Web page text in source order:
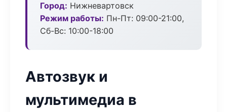
Город: Нижневартовск
Режим работы: Пн-Пт: 09:00-21:00,
Сб-Вс: 10:00-18:00
Автозвук и
мультимедиа в